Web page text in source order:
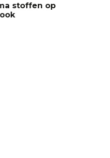
stoffen op